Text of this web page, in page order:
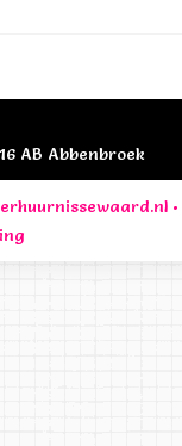
AB Abbenbroek
•